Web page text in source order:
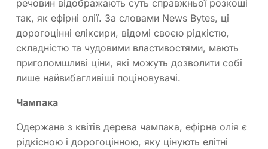
речовин відображають суть справжньої розкоші
так, як ефірні олії. За словами News Bytes, ці
дорогоцінні еліксири, відомі своєю рідкістю,
складністю та чудовими властивостями, мають
приголомшливі ціни, які можуть дозволити собі
лише найвибагливіші поціновувачі.
Чампака
Одержана з квітів дерева чампака, ефірна олія є
рідкісною і дорогоцінною, яку цінують елітні